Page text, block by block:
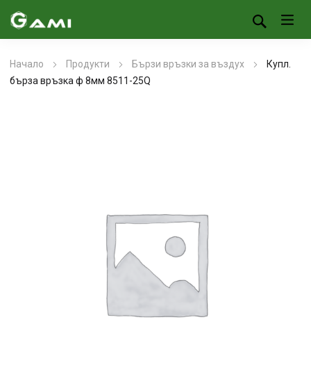
Начало Продукти Бързи връзки за въздух
Купл.
бърза връзка ф 8мм 8511-25Q